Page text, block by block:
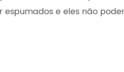
espumados e eles não